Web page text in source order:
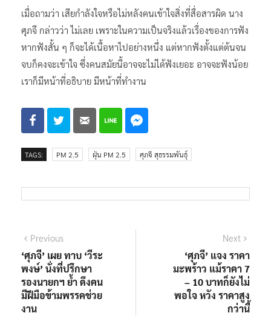
เมื่อถามว่า เสียกำลังใจหรือไม่หลังคนเข้าใจสิ่งที่สื่อสารผิด นาง
ศุภจี กล่าวว่า ไม่เลย เพราะในความเป็นจริงแล้วเรื่องของการฟัง
หากฟังสั้น ๆ ก็จะได้เนื้อหาไปอย่างหนึ่ง แต่หากฟังตั้งแต่ต้นจน
จบก็คงจะเข้าใจ ซึ่งคนสมัยนี้อาจจะไม่ได้ฟังเยอะ อาจจะฟังน้อย
เราก็มีหน้าที่อธิบาย มีหน้าที่ทำงาน
TAGS: PM 2.5 ฝุ่น PM 2.5 ศุภจี สุธรรมพันธุ์
แนะแนว
เรื่อง
PreviousPrevious
post:
‘ศุภจี’ เผย ทาบ ‘วีระ
พงษ์’ นั่งที่ปรึกษา
รองนายกฯ ย้ำ ดึงคน
มีฝีมือข้ามพรรคช่วย
งาน
Next
post:
‘ศุภจี’ แจง ราคา
มะพร้าว แม้ราคา 7
– 10 บาทก็ยังไม่
พอใจ หวัง ราคาสูง
กว่านี้